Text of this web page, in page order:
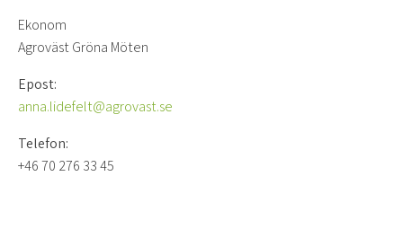
Ekonom
Agroväst Gröna Möten
Epost:
anna.lidefelt@agrovast.se
Telefon:
+46 70 276 33 45